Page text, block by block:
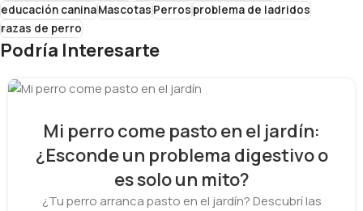
educación caninaMascotasPerrosproblema de ladridos
razas de perro
Podría Interesarte
Mi perro come pasto en el jardín:
¿Esconde un problema digestivo o
es solo un mito?
¿Tu perro arranca pasto en el jardín? Descubrí las